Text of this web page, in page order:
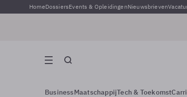
HomeDossiersEvents & OpleidingenNieuwsbrieven
BusinessMaatschappijTech & Toekomst